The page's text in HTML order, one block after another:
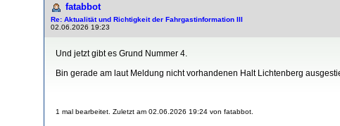
fatabbot
Re: Aktualität und Richtigkeit der Fahrgastinformation III
02.06.2026 19:23
Und jetzt gibt es Grund Nummer 4.
Bin gerade am laut Meldung nicht vorhandenen Halt Lichtenberg
1 mal bearbeitet. Zuletzt am 02.06.2026 19:24 von fatabbot.